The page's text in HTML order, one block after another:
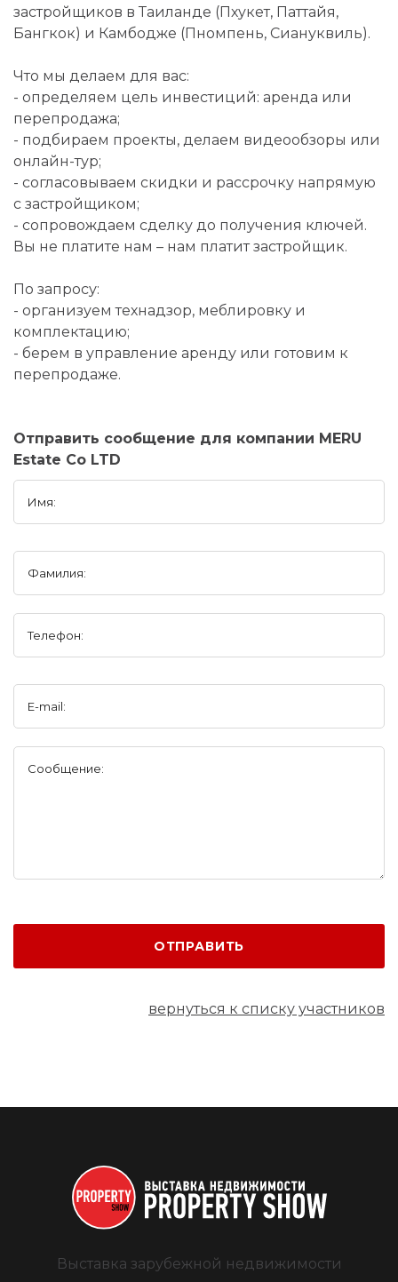
застройщиков в Таиланде (Пхукет, Паттайя,
Бангкок) и Камбодже (Пномпень, Сиануквиль).
Что мы делаем для вас:
- определяем цель инвестиций: аренда или
перепродажа;
- подбираем проекты, делаем видеообзоры или
онлайн-тур;
- согласовываем скидки и рассрочку напрямую
с застройщиком;
- сопровождаем сделку до получения ключей.
Вы не платите нам – нам платит застройщик.
По запросу:
- организуем технадзор, меблировку и
комплектацию;
- берем в управление аренду или готовим к
перепродаже.
Отправить сообщение для компании MERU
Estate Co LTD
Имя:
Фамилия:
Телефон:
E-mail:
Сообщение:
ОТПРАВИТЬ
вернуться к списку участников
Выставка зарубежной недвижимости